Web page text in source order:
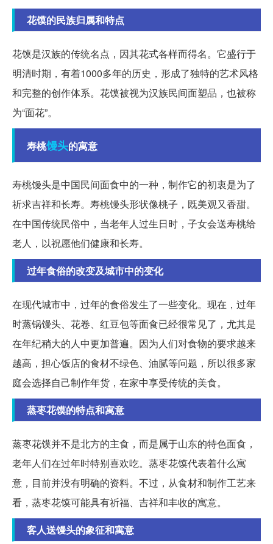
花馍的民族归属和特点
花馍是汉族的传统名点，因其花式各样而得名。它盛行于
明清时期，有着1000多年的历史，形成了独特的艺术风格
和完整的创作体系。花馍被视为汉族民间面塑品，也被称
为“面花”。
寿桃馒头的寓意
寿桃馒头是中国民间面食中的一种，制作它的初衷是为了
祈求吉祥和长寿。寿桃馒头形状像桃子，既美观又香甜。
在中国传统民俗中，当老年人过生日时，子女会送寿桃给
老人，以祝愿他们健康和长寿。
过年食俗的改变及城市中的变化
在现代城市中，过年的食俗发生了一些变化。现在，过年
时蒸锅馒头、花卷、红豆包等面食已经很常见了，尤其是
在年纪稍大的人中更加普遍。因为人们对食物的要求越来
越高，担心饭店的食材不绿色、油腻等问题，所以很多家
庭会选择自己制作年货，在家中享受传统的美食。
蒸枣花馍的特点和寓意
蒸枣花馍并不是北方的主食，而是属于山东的特色面食，
老年人们在过年时特别喜欢吃。蒸枣花馍代表着什么寓
意，目前并没有明确的资料。不过，从食材和制作工艺来
看，蒸枣花馍可能具有祈福、吉祥和丰收的寓意。
客人送馒头的象征和寓意